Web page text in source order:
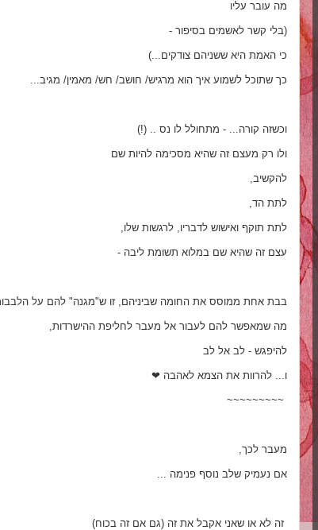
מה עובר עליו
(בלי קשר לאשמים בסיפור -
כי האמת היא ששניהם צודקים...)
כך שתוכל לשמוע איך הוא מרגיש/ חושב/ חש/ מאמין/ מגיב...
וכשזה קורה... - מתחולל לו נס .. (!)
ולו רק מעצם זה שהיא מסכימה להיות שם
להקשיב,
לתת הד,
לתת תוקף ואישוש לדבריו, לרגשות שלו,
עצם זה שהיא שם במלוא תשומת ליבה -
בבת אחת ממוסס את החומה שביניהם, זו ש"מגנה" להם על
מה שמאפשר להם לעבור אל מעבר לחליפת ההישרדות,
להיפגש - לב אל לב
ו... להרוות את הצמא לאהבה ❤
~~~~~~~~~
מעבר לכך,
אם נעמיק שלב נוסף פנימה ...
זה לא או שאני אקבל את זה (גם אם זה בכוח)